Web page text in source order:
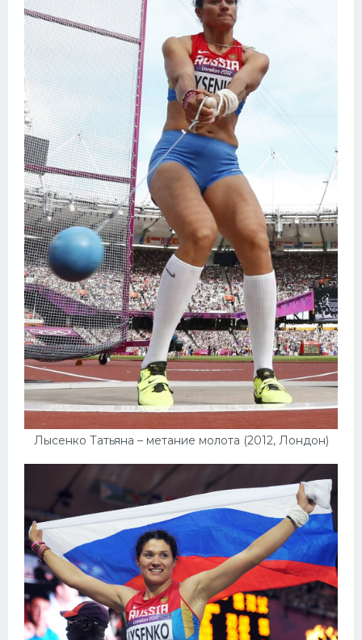
Лысенко Татьяна – метание молота (2012, Лондон)